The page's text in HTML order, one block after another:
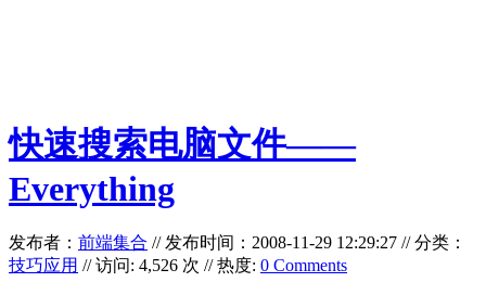
快速搜索电脑文件——
Everything
发布者： 前端集合 //发布时间：2008-11-29 12:29:27 //分类：
技巧应用 // 访问: 4,526 次 // 热度: 0 Comments